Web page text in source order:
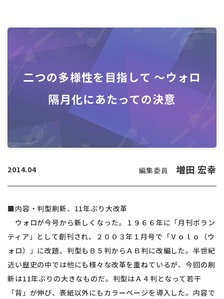
二つの多様性を目指して ～ウォロ
隔月化にあたっての決意
2014.04 編集委員 増田 宏幸
■内容・判型刷新、11年ぶり大改革
ウォロが今号から新しくなった。１９６６年に「月刊ボラン
ティア」として創刊され、２００３年１月号で「Ｖｏｌｏ（ウ
ォロ）」に改題、判型もＢ５判からＡＢ判に改編した。半世紀
近い歴史の中では他にも様々な改革を重ねているが、今回の刷
新は11年ぶりの大きなものだ。判型はＡ４判となって若干
「背」が伸び、表紙以外にもカラーページを導入した。内容で